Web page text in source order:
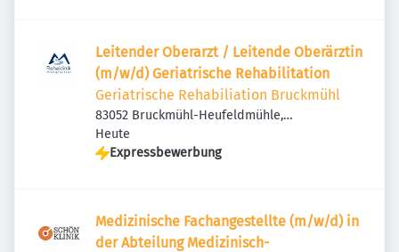
Leitender Oberarzt / Leitende Oberärztin
(m/w/d) Geriatrische Rehabilitation
Geriatrische Rehabiliation Bruckmühl
83052 Bruckmühl-Heufeldmühle,
Deutschland
Veröffentlicht
Heute
Expressbewerbung
Medizinische Fachangestellte (m/w/d) in
der Abteilung Medizinisch-